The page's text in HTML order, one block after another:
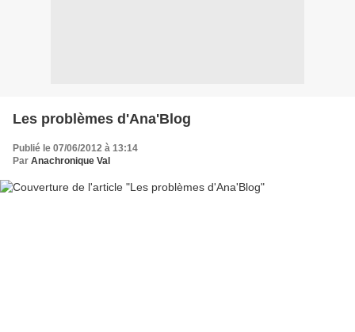
Les problèmes d'Ana'Blog
Publié le 07/06/2012 à 13:14
Par Anachronique Val